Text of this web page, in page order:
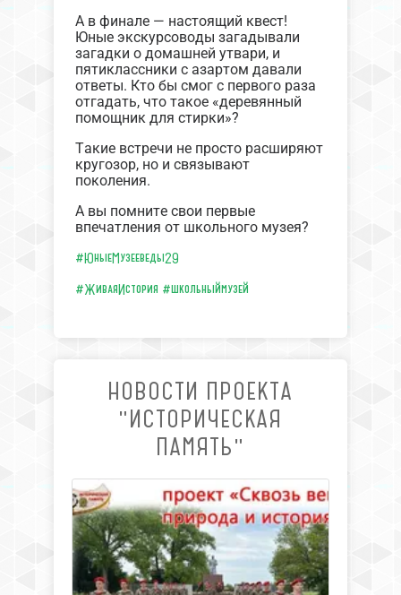
А в финале — настоящий квест!
Юные экскурсоводы загадывали
загадки о домашней утвари, и
пятиклассники с азартом давали
ответы. Кто бы смог с первого раза
отгадать, что такое «деревянный
помощник для стирки»?
Такие встречи не просто расширяют
кругозор, но и связывают
поколения.
А вы помните свои первые
впечатления от школьного музея?
#ЮныеМузееведы29
#ЖиваяИстория #школьныймузей
НОВОСТИ ПРОЕКТА
"ИСТОРИЧЕСКАЯ
ПАМЯТЬ"